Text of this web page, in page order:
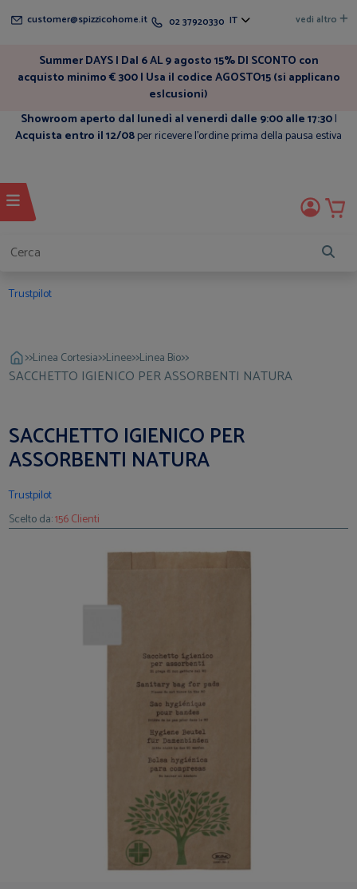
customer@spizzicohome.it 02 37920330 IT vedi altro
Summer DAYS | Dal 6 AL 9 agosto 15% DI SCONTO con
acquisto minimo € 300 | Usa il codice AGOSTO15 (si applicano
eslcusioni)
Showroom aperto dal lunedì al venerdì dalle 9:00 alle 17:30|
Acquista entro il 12/08per ricevere l'ordine prima della pausa estiva
Trustpilot
>>Linea Cortesia>>Linee>>Linea Bio>>
SACCHETTO IGIENICO PER ASSORBENTI NATURA
SACCHETTO IGIENICO PER
ASSORBENTI NATURA
Trustpilot
Scelto da:156 Clienti